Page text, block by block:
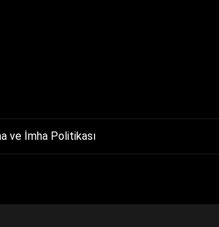
ve İmha Politikası